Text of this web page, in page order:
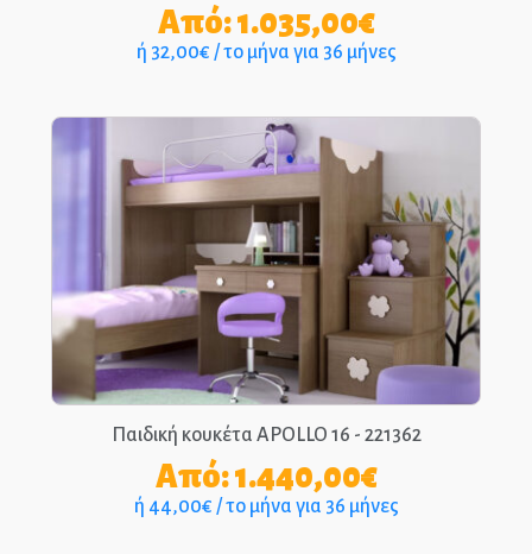
Από:1.035,00€
ή 32,00€ / το μήνα για 36 μήνες
Παιδική κουκέτα APOLLO 16 - 221362
Από:1.440,00€
ή 44,00€ / το μήνα για 36 μήνες